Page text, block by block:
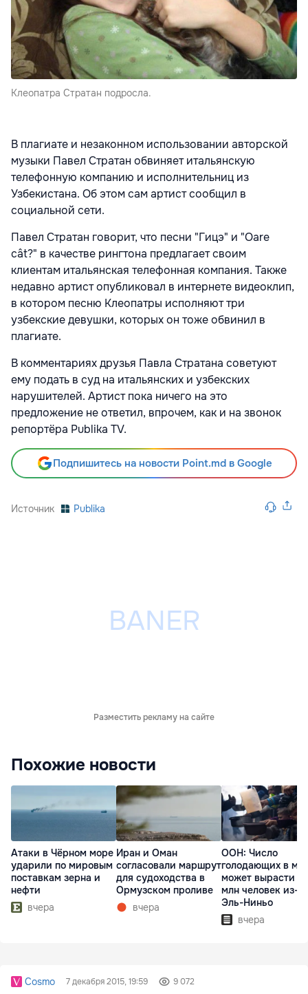
Клеопатра Стратан подросла.
В плагиате и незаконном использовании авторской
музыки Павел Стратан обвиняет итальянскую
телефонную компанию и исполнительниц из
Узбекистана. Об этом сам артист сообщил в
социальной сети.
Павел Стратан говорит, что песни "Гицэ" и "Oare
cât?" в качестве рингтона предлагает своим
клиентам итальянская телефонная компания. Также
недавно артист опубликовал в интернете видеоклип,
в котором песню Клеопатры исполняют три
узбекские девушки, которых он тоже обвинил в
плагиате.
В комментариях друзья Павла Стратана советуют
ему подать в суд на итальянских и узбекских
нарушителей. Артист пока ничего на это
предложение не ответил, впрочем, как и на звонок
репортёра Publika TV.
Подпишитесь на новости Point.md в Google
Источник Publika
Разместить рекламу на сайте
Похожие новости
Атаки в Чёрном море
ударили по мировым
поставкам зерна и
нефти
вчера
Иран и Оман
согласовали маршрут
для судоходства в
Ормузском проливе
вчера
ООН: Число
голодающих в
может вырасти
млн человек из-за
Эль-Ниньо
вчера
Cosmo 7 декабря 2015, 19:59 9 072